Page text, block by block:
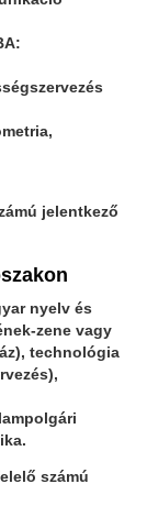
jelentkező
nyelv és
zene vagy
technológia
számú